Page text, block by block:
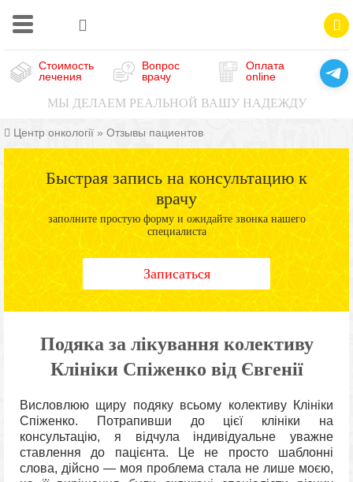
Стоимость
лечения
Вопрос
врачу
Оплата
online
МЫ ДЕЛАЕМ РЕАЛЬНОЙ ВАШУ НАДЕЖДУ
Центр онкології » Отзывы пациентов
Быстрая запись на консультацию к
врачу
заполните простую форму и ожидайте звонка нашего
специалиста
Записаться
Подяка за лікування колективу
Клініки Спіженко від Євгенії
Висловлюю щиру подяку всьому колективу Клініки
Спіженко. Потрапивши до цієї клініки на
консультацію, я відчула індивідуальне уважне
ставлення до пацієнта. Це не просто шаблонні
слова, дійсно — моя проблема стала не лише моєю,